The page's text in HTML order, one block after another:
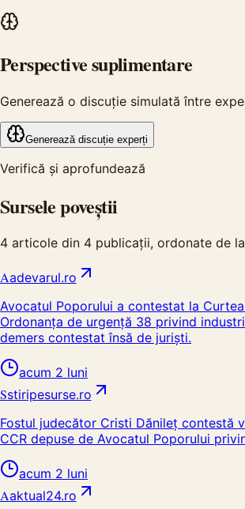
Perspective suplimentare
Generează o discuție simulată între
Generează discuție experți
Verifică și aprofundează
Sursele poveștii
4 articole din 4 publicații, ordonate de
Aadevarul.ro
Avocatul Poporului a contestat la
Ordonanța de urgență 38 privind
demers contestat însă de juriști.
acum 2 luni
Sstiripesurse.ro
Fostul judecător Cristi Dănileț contestă
CCR depuse de Avocatul Poporului
acum 2 luni
Aaktual24.ro